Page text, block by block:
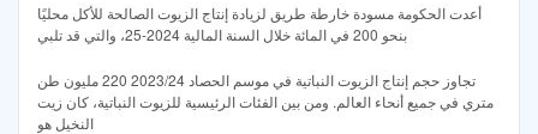
أعدت الحكومة مسودة خارطة طريق لزيادة إنتاج الزيوت الصالحة للأكل محليًا
بنحو 200 في المائة خلال السنة المالية 2024-25، والتي قد تلبي
تجاوز حجم إنتاج الزيوت النباتية في موسم الحصاد 2023/24 220 مليون طن
متري في جميع أنحاء العالم. ومن بين الفئات الرئيسية للزيوت النباتية، كان زيت
النخيل هو